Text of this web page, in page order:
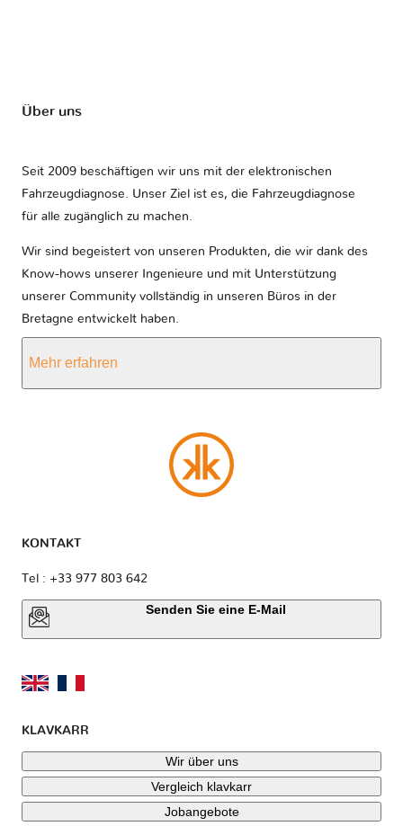
Über uns
Seit 2009 beschäftigen wir uns mit der elektronischen
Fahrzeugdiagnose. Unser Ziel ist es, die Fahrzeugdiagnose
für alle zugänglich zu machen.
Wir sind begeistert von unseren Produkten, die wir dank des
Know-hows unserer Ingenieure und mit Unterstützung
unserer Community vollständig in unseren Büros in der
Bretagne entwickelt haben.
Mehr erfahren
KONTAKT
Tel : +33 977 803 642
Senden Sie eine E-Mail
KLAVKARR
Wir über uns
Vergleich klavkarr
Jobangebote